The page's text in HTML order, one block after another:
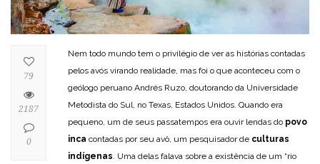
Nem todo mundo tem o privilégio de ver as histórias contadas
pelos avós virando realidade, mas foi o que aconteceu com o
geólogo peruano Andrés Ruzo, doutorando da Universidade
Metodista do Sul, no Texas, Estados Unidos. Quando era
pequeno, um de seus passatempos era ouvir lendas do povo
inca contadas por seu avô, um pesquisador de culturas
indígenas . Uma delas falava sobre a existência de um “rio
79
2187
0